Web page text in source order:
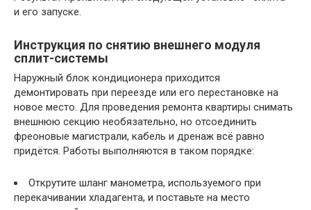
и его запуске.
Инструкция по снятию внешнего модуля
сплит-системы
Наружный блок кондиционера приходится
демонтировать при переезде или его перестановке на
новое место. Для проведения ремонта квартиры снимать
внешнюю секцию необязательно, но отсоединить
фреоновые магистрали, кабель и дренаж всё равно
придётся. Работы выполняются в таком порядке:
Открутите шланг манометра, используемого при
перекачивании хладагента, и поставьте на место